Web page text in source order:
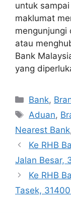
untuk
maklumat
mengunjungi
atau
Bank
yang
Bank,
Tags
Aduan,
Nearest Bank
Ke RHB
Jalan Besar,
Ke RHB
Tasek,